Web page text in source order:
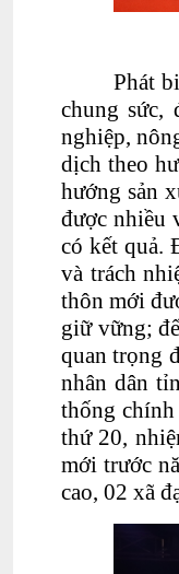
Phát
chung sức,
nghiệp,
dịch theo
hướng sản
được nhiều
có kết quả.
và trách
thôn mới
giữ vững;
quan trọng
nhân dân
thống
thứ 20,
mới trước
cao, 02 xã